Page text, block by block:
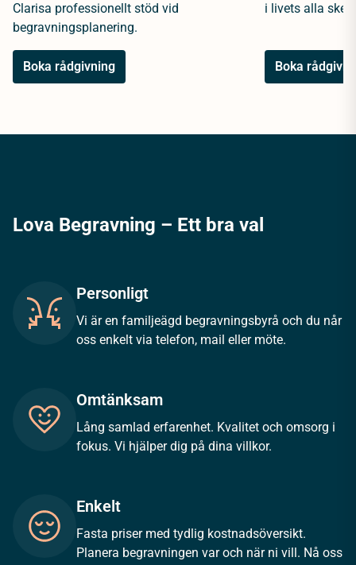
Clarisa professionellt stöd vid
begravningsplanering.
Boka rådgivning
i livets alla
Boka
Lova Begravning – Ett bra val
Personligt
Vi är en familjeägd begravningsbyrå och du når
oss enkelt via telefon, mail eller möte.
Omtänksam
Lång samlad erfarenhet. Kvalitet och omsorg i
fokus. Vi hjälper dig på dina villkor.
Enkelt
Fasta priser med tydlig kostnadsöversikt.
Planera begravningen var och när ni vill. Nå oss